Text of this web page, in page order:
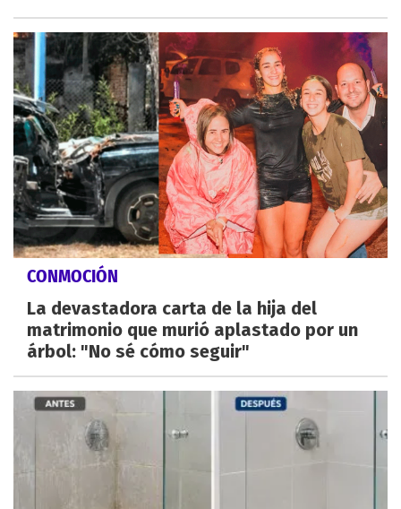
CONMOCIÓN
La devastadora carta de la hija del
matrimonio que murió aplastado por un
árbol: "No sé cómo seguir"